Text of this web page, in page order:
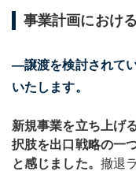
事業計画におけ
―譲渡を検討されて
いたします。
新規事業を立ち上げ
択肢を出口戦略の一
と感じました。 撤退